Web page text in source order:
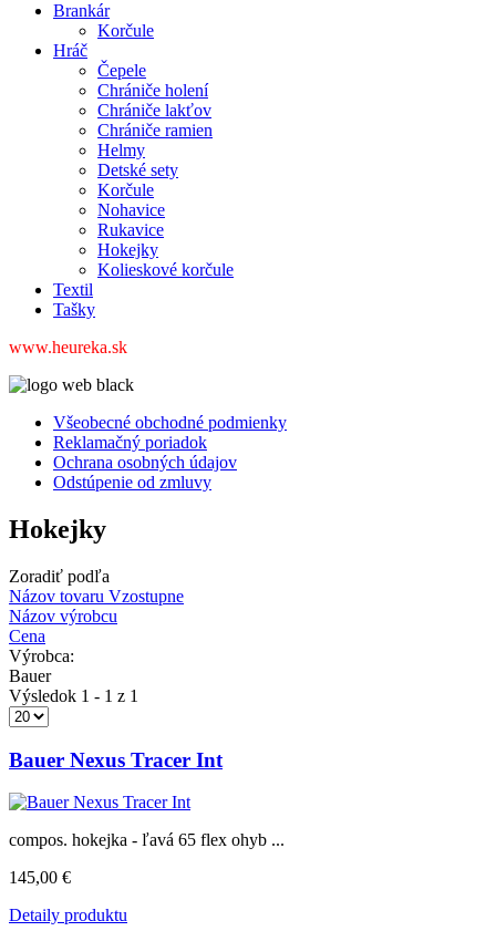
Brankár
Korčule
Hráč
Čepele
Chrániče holení
Chrániče lakťov
Chrániče ramien
Helmy
Detské sety
Korčule
Nohavice
Rukavice
Hokejky
Kolieskové korčule
Textil
Tašky
www.heureka.sk
Všeobecné obchodné podmienky
Reklamačný poriadok
Ochrana osobných údajov
Odstúpenie od zmluvy
Hokejky
Zoradiť podľa
Názov tovaru Vzostupne
Názov výrobcu
Cena
Výrobca:
Bauer
Výsledok 1 - 1 z 1
Bauer Nexus Tracer Int
compos. hokejka - ľavá 65 flex ohyb ...
145,00 €
Detaily produktu